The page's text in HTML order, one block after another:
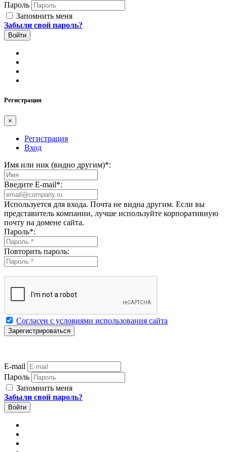
Пароль
Запомнить меня
Забыли свой пароль?
Регистрация
×
Регистрация
Вход
Имя или ник (видно другим)*:
Введите E-mail*:
Используется для входа. Почта не видна другим. Если вы
представитель компании, лучше используйте корпоративную
почту на домене сайта.
Пароль*:
Повторить пароль:
Согласен с условиями использования сайта
E-mail
Пароль
Запомнить меня
Забыли свой пароль?